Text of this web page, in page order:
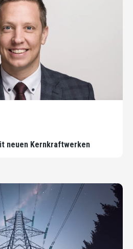
neuen Kernkraftwerken